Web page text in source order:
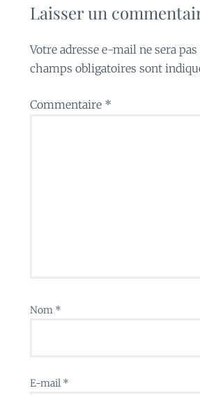
Laisser un
Votre adresse e-mail ne sera
champs obligatoires sont
Commentaire *
Nom *
E-mail *